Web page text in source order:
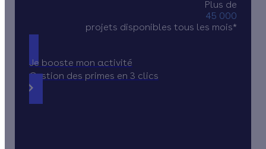
Plus de
45 000
projets disponibles tous les mois*
Je booste mon activité
Gestion des primes en 3 clics